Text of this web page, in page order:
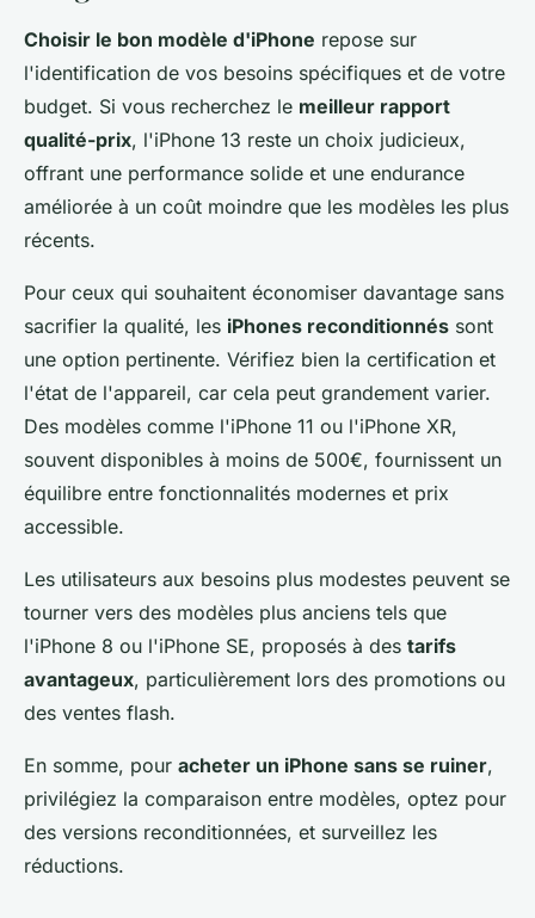
Choisir le bon modèle d'iPhone repose sur
l'identification de vos besoins spécifiques et de votre
budget. Si vous recherchez le meilleur rapport
qualité-prix, l'iPhone 13 reste un choix judicieux,
offrant une performance solide et une endurance
améliorée à un coût moindre que les modèles les plus
récents.
Pour ceux qui souhaitent économiser davantage sans
sacrifier la qualité, les iPhones reconditionnés sont
une option pertinente. Vérifiez bien la certification et
l'état de l'appareil, car cela peut grandement varier.
Des modèles comme l'iPhone 11 ou l'iPhone XR,
souvent disponibles à moins de 500€, fournissent un
équilibre entre fonctionnalités modernes et prix
accessible.
Les utilisateurs aux besoins plus modestes peuvent se
tourner vers des modèles plus anciens tels que
l'iPhone 8 ou l'iPhone SE, proposés à des tarifs
avantageux, particulièrement lors des promotions ou
des ventes flash.
En somme, pour acheter un iPhone sans se ruiner,
privilégiez la comparaison entre modèles, optez pour
des versions reconditionnées, et surveillez les
réductions.